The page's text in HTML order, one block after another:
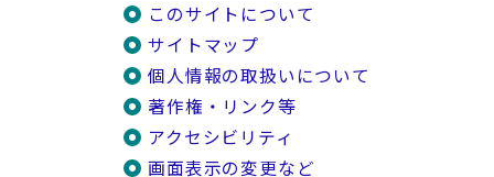
このサイトについて
サイトマップ
個人情報の取扱いについて
著作権・リンク等
アクセシビリティ
画面表示の変更など